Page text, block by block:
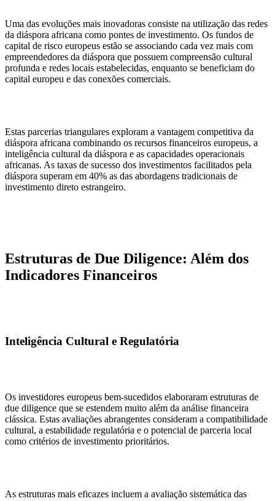
Uma das evoluções mais inovadoras consiste na utilização das redes
da diáspora africana como pontes de investimento. Os fundos de
capital de risco europeus estão se associando cada vez mais com
empreendedores da diáspora que possuem compreensão cultural
profunda e redes locais estabelecidas, enquanto se beneficiam do
capital europeu e das conexões comerciais.
Estas parcerias triangulares exploram a vantagem competitiva da
diáspora africana combinando os recursos financeiros europeus, a
inteligência cultural da diáspora e as capacidades operacionais
africanas. As taxas de sucesso dos investimentos facilitados pela
diáspora superam em 40% as das abordagens tradicionais de
investimento direto estrangeiro.
Estruturas de Due Diligence: Além dos
Indicadores Financeiros
Inteligência Cultural e Regulatória
Os investidores europeus bem-sucedidos elaboraram estruturas de
due diligence que se estendem muito além da análise financeira
clássica. Estas avaliações abrangentes consideram a compatibilidade
cultural, a estabilidade regulatória e o potencial de parceria local
como critérios de investimento prioritários.
As estruturas mais eficazes incluem a avaliação sistemática das